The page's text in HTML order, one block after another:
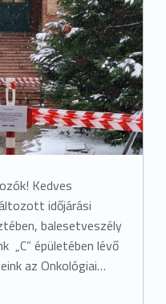
Kedves
időjárási
balesetveszély
„C” épületében lévő
az Onkológiai…